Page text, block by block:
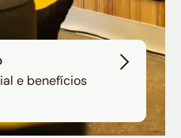
e benefícios